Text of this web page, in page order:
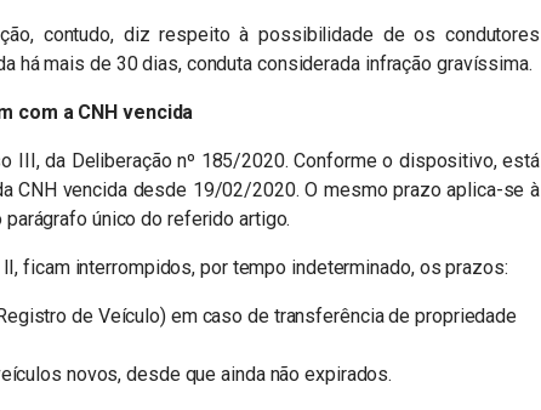
contudo, diz respeito à possibilidade de os condutores
há mais de 30 dias, conduta considerada infração gravíssima.
com a CNH vencida
III, da Deliberação nº 185/2020. Conforme o dispositivo, está
CNH vencida desde 19/02/2020. O mesmo prazo aplica-se à
único do referido artigo.
ficam interrompidos, por tempo indeterminado, os prazos:
de Veículo) em caso de transferência de propriedade
novos, desde que ainda não expirados.